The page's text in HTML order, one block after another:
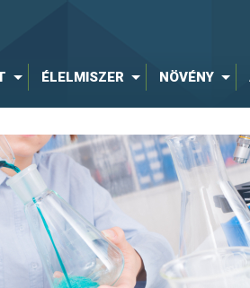
ÉLELMISZER NÖVÉNY